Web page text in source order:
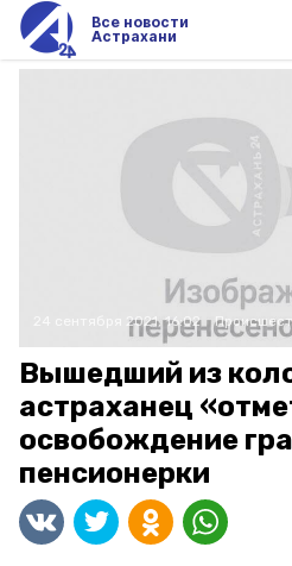
Все новости
Астрахани
24 сентября 2021, 16:02
Вышедший из
астраханец
освобождение
пенсионерки